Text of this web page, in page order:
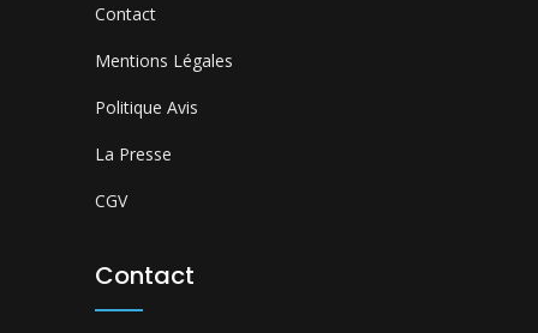
Contact
Mentions Légales
Politique Avis
La Presse
CGV
Contact